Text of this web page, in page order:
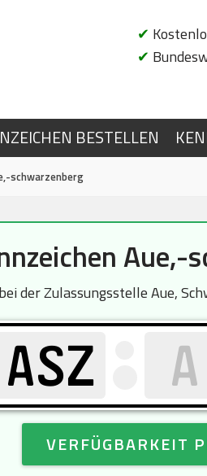
✔
✔
BESTELLEN
schwarzenberg
Aue,-
der Zulassungsstelle Aue,
VERFÜGBARKEIT